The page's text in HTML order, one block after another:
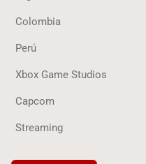
Colombia
Perú
Xbox Game Studios
Capcom
Streaming